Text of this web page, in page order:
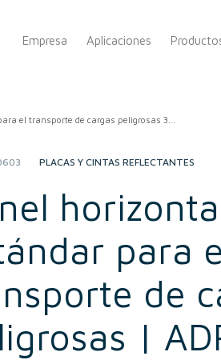
Empresa Aplicaciones
el transporte de cargas peligrosas 3...
PLACAS Y CINTAS REFLECTANTES
para
de
|